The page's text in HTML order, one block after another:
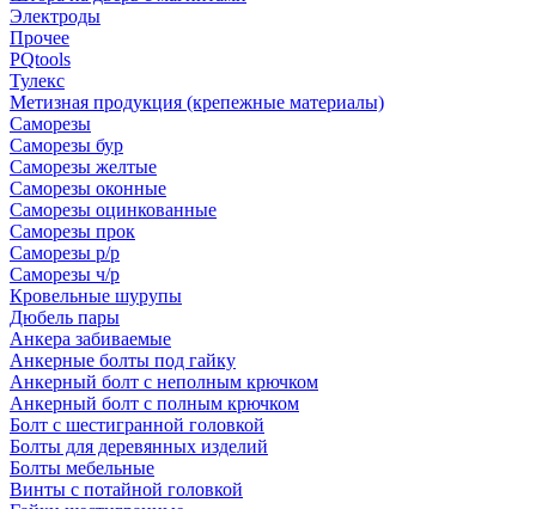
Электроды
Прочее
PQtools
Тулекс
Метизная продукция (крепежные материалы)
Саморезы
Саморезы бур
Саморезы желтые
Саморезы оконные
Саморезы оцинкованные
Саморезы прок
Саморезы р/р
Саморезы ч/р
Кровельные шурупы
Дюбель пары
Анкера забиваемые
Анкерные болты под гайку
Анкерный болт с неполным крючком
Анкерный болт с полным крючком
Болт с шестигранной головкой
Болты для деревянных изделий
Болты мебельные
Винты с потайной головкой